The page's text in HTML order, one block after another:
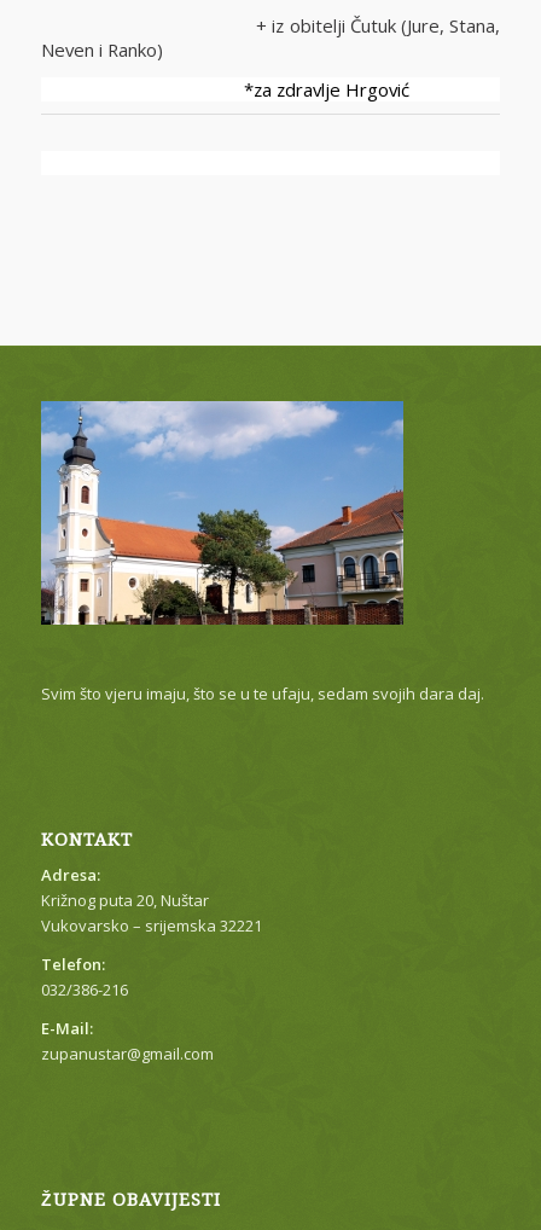
+ iz obitelji Čutuk (Jure, Stana,
Neven i Ranko)
*za zdravlje Hrgović
Svim što vjeru imaju, što se u te ufaju, sedam svojih dara daj.
KONTAKT
Adresa:
Križnog puta 20, Nuštar
Vukovarsko – srijemska 32221
Telefon:
032/386-216
E-Mail:
zupanustar@gmail.com
ŽUPNE OBAVIJESTI